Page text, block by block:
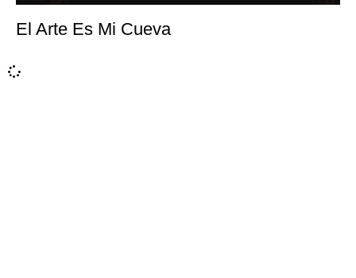
El Arte Es Mi Cueva